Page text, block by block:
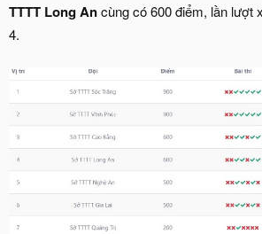
TTTT Long Ancùng có 600 điểm, lần lượt
4.